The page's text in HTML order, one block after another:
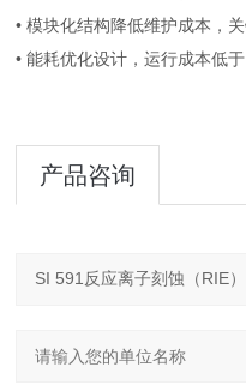
• 模块化结构降低维护成本，
• 能耗优化设计，运行成本低
产品咨询